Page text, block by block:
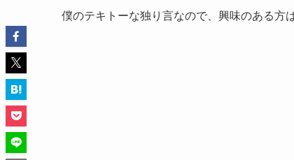
僕のテキトーな独り言なので、興味のある方